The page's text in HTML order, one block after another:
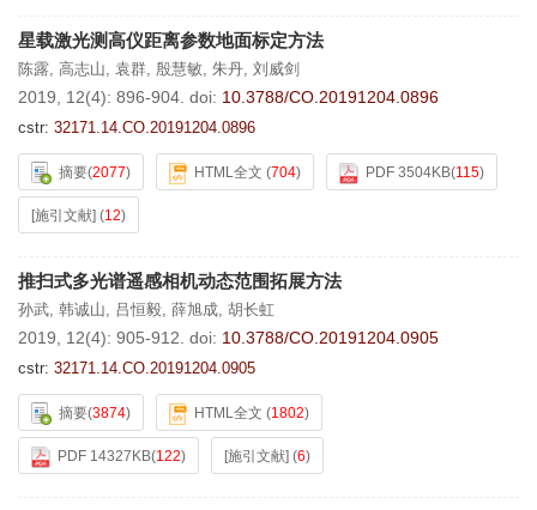
星载激光测高仪距离参数地面标定方法
陈露, 高志山, 袁群, 殷慧敏, 朱丹, 刘威剑
2019, 12(4): 896-904. doi: 10.3788/CO.20191204.0896
cstr: 32171.14.CO.20191204.0896
摘要(2077) HTML全文 (704) PDF 3504KB(115)
[施引文献] (12)
推扫式多光谱遥感相机动态范围拓展方法
孙武, 韩诚山, 吕恒毅, 薛旭成, 胡长虹
2019, 12(4): 905-912. doi: 10.3788/CO.20191204.0905
cstr: 32171.14.CO.20191204.0905
摘要(3874) HTML全文 (1802)
PDF 14327KB(122) [施引文献] (6)